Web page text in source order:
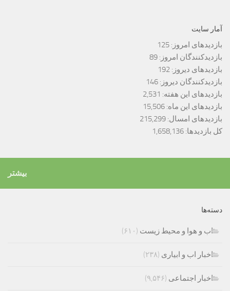
آمار سایت
بازدیدهای امروز: 125
بازدیدکنندگان امروز: 89
بازدیدهای دیروز: 192
بازدیدکنندگان دیروز: 146
بازدیدهای این هفته: 2,531
بازدیدهای این ماه: 15,506
بازدیدهای امسال: 215,299
کل بازدیدها: 1,658,136
بیشتر
دسته‌ها
اب و هوا و محیط زیست (۶۱۰)
اخبار اب و ابیاری (۲۳۸)
اخبار اجتماعی (۹,۵۴۶)